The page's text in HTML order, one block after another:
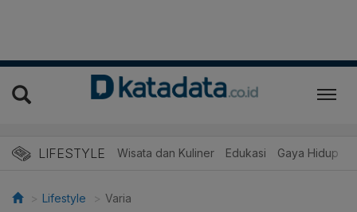
LIFESTYLE Wisata dan Kuliner Edukasi Gaya Hidup
Lifestyle Varia